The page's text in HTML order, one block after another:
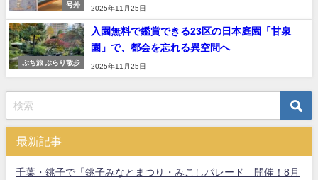
号外
2025年11月25日
ぷち旅 ぶらり散歩
入園無料で鑑賞できる23区の日本庭園「甘泉
園」で、都会を忘れる異空間へ
2025年11月25日
最新記事
千葉・銚子で「銚子みなとまつり・みこしパレード」開催！8月